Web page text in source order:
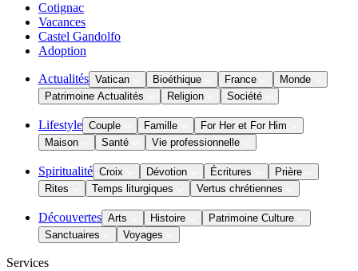
Cotignac
Vacances
Castel Gandolfo
Adoption
Actualités Vatican Bioéthique France
Monde
Patrimoine Actualités
Religion Société
Lifestyle Couple Famille
For Her et For Him
Maison
Santé Vie professionnelle
Spiritualité Croix Dévotion Écritures
Prière
Rites
Temps liturgiques Vertus chrétiennes
Découvertes Arts Histoire
Patrimoine Culture
Sanctuaires
Voyages
Services